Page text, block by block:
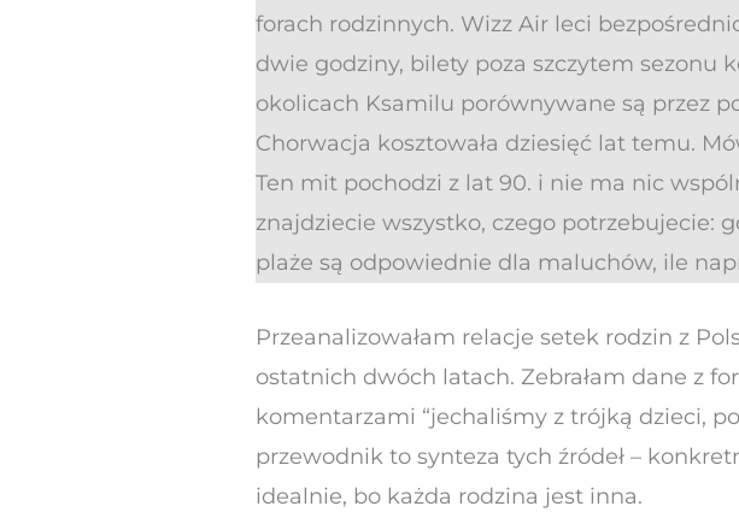
forach rodzinnych. Wizz Air leci
dwie godziny, bilety poza szczytem sezonu
okolicach Ksamilu porównywane są przez
Chorwacja kosztowała dziesięć lat temu.
Ten mit pochodzi z lat 90. i nie ma nic
znajdziecie wszystko, czego potrzebujecie:
plaże są odpowiednie dla maluchów, ile
Przeanalizowałam relacje setek rodzin z
ostatnich dwóch latach. Zebrałam dane z
komentarzami “jechaliśmy z trójką dzieci,
przewodnik to synteza tych źródeł –
idealnie, bo każda rodzina jest inna.